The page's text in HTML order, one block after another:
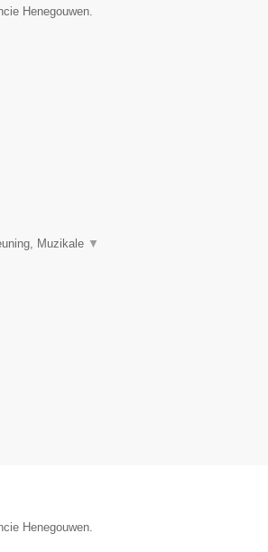
Henegouwen.
Muzikale ▼
Henegouwen.